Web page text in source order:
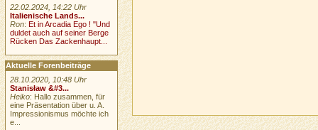
22.02.2024, 14:22 Uhr
Italienische Lands...
Ron:Et in Arcadia Ego ! "Und
duldet auch auf seiner Berge
Rücken Das Zackenhaupt...
Aktuelle Forenbeiträge
28.10.2020, 10:48 Uhr
Stanisław &#3...
Heiko: Hallo zusammen, für
eine Präsentation über u. A.
Impressionismus möchte ich
e...